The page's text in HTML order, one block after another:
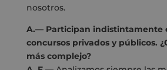
nosotros.
A.— Participan indistintamente
concursos privados y públicos.
más complejo?